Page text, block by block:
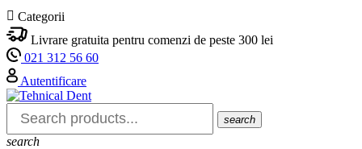
 Categorii
Livrare gratuita pentru comenzi de peste 300 lei
021 312 56 60
Autentificare
search
search